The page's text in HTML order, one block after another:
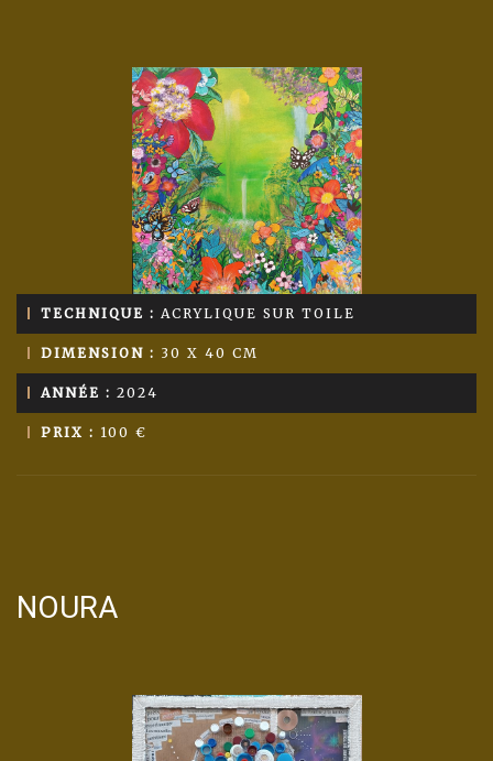
TECHNIQUE : ACRYLIQUE SUR TOILE
DIMENSION : 30 X 40 CM
ANNÉE : 2024
PRIX : 100 €
NOURA